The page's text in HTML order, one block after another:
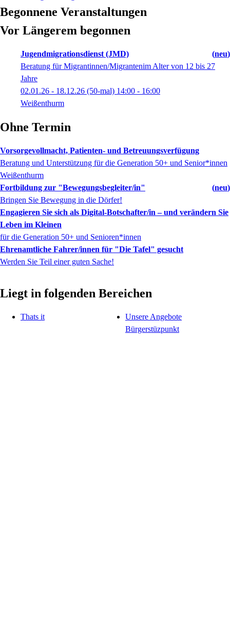
Begonnene Veranstaltungen
Vor Längerem begonnen
Jugendmigrationsdienst (JMD)
neu
Beratung für Migrantinnen/Migrantenim Alter von 12 bis 27
Jahre
02.01.26 - 18.12.26 (50-mal) 14:00 - 16:00
Weißenthurm
Ohne Termin
Vorsorgevollmacht, Patienten- und Betreuungsverfügung
Beratung und Unterstützung für die Generation 50+ und Senior*innen
Weißenthurm
Fortbildung zur "Bewegungsbegleiter/in"
neu
Bringen Sie Bewegung in die Dörfer!
Engagieren Sie sich als Digital-Botschafter/in – und verändern Sie
Leben im Kleinen
für die Generation 50+ und Senioren*innen
Ehrenamtliche Fahrer/innen für "Die Tafel" gesucht
Werden Sie Teil einer guten Sache!
Liegt in folgenden Bereichen
Thats it
Unsere Angebote
Bürgerstüzpunkt